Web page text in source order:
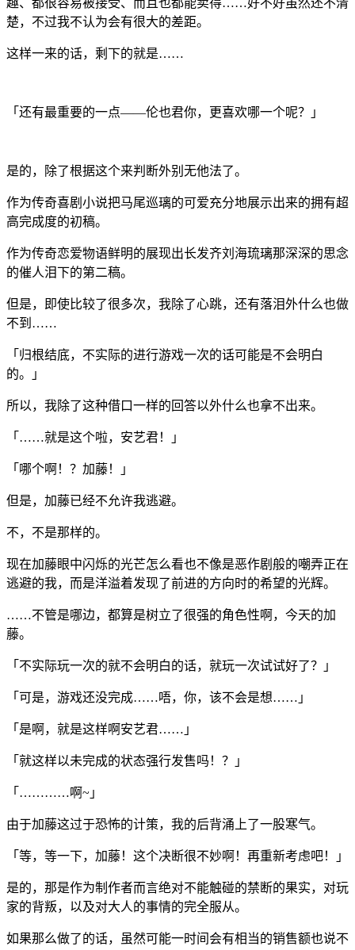
趣、都很容易被接受、而且也都能卖得……好不好虽然还不清
楚，不过我不认为会有很大的差距。
这样一来的话，剩下的就是……
「还有最重要的一点——伦也君你，更喜欢哪一个呢？」
是的，除了根据这个来判断外别无他法了。
作为传奇喜剧小说把马尾巡璃的可爱充分地展示出来的拥有超
高完成度的初稿。
作为传奇恋爱物语鲜明的展现出长发齐刘海琉璃那深深的思念
的催人泪下的第二稿。
但是，即使比较了很多次，我除了心跳，还有落泪外什么也做
不到……
「归根结底，不实际的进行游戏一次的话可能是不会明白
的。」
所以，我除了这种借口一样的回答以外什么也拿不出来。
「……就是这个啦，安艺君！」
「哪个啊！？加藤！」
但是，加藤已经不允许我逃避。
不，不是那样的。
现在加藤眼中闪烁的光芒怎么看也不像是恶作剧般的嘲弄正在
逃避的我，而是洋溢着发现了前进的方向时的希望的光辉。
……不管是哪边，都算是树立了很强的角色性啊，今天的加
藤。
「不实际玩一次的就不会明白的话，就玩一次试试好了？」
「可是，游戏还没完成……唔，你，该不会是想……」
「是啊，就是这样啊安艺君……」
「就这样以未完成的状态强行发售吗！？」
「…………啊~」
由于加藤这过于恐怖的计策，我的后背涌上了一股寒气。
「等，等一下，加藤！这个决断很不妙啊！再重新考虑吧！」
是的，那是作为制作者而言绝对不能触碰的禁断的果实，对玩
家的背叛，以及对大人的事情的完全服从。
如果那么做了的话，虽然可能一时间会有相当的销售额也说不